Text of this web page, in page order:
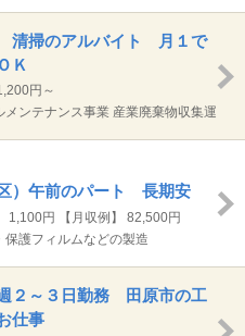
清掃のアルバイト 月１で
Ｋ
円～
メンテナンス事業 産業廃棄物収集運
他5業種） 人材派遣事業、紹介予
職業紹介事業、アウトソーシング事
区）午前のパート 長期安
清掃円 【月収例】 82,500円
）×20日 通勤手当は別途規定支給
保護フィルムなどの製造
週２～３日勤務 田原市の工
仕事